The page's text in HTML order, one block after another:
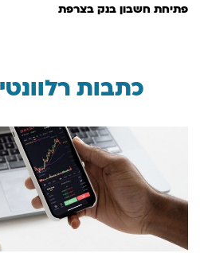
פתיחת חשבון בנק בצרפת
כתבות